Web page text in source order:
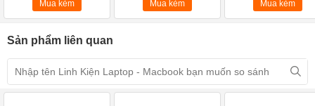
Địa chỉ thayMainboard laptop Dell Latitude 7490 I5 8350U, I7
8650Uuy tín tại Hà Nội
Liên hệ : Laptop Hùng Anh - Hotline : 0855.96.9996 Zalo - Rất hân
hạnh được phục vụ quý khách !
Mua kèm Mua kèm Mua kèm
Sản phẩm liên quan